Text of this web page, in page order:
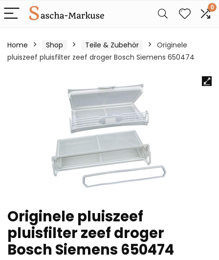
0
Home Shop Teile & Zubehör
Originele
pluiszeef pluisfilter zeef droger Bosch Siemens 650474
Originele pluiszeef
pluisfilter zeef droger
Bosch Siemens 650474